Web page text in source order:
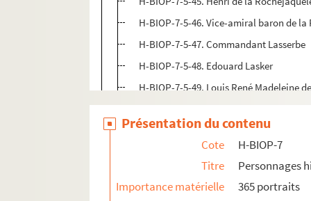
H-BIOP-7-5-46. Vice-amiral baron de la
H-BIOP-7-5-47. Commandant Lasserbe
H-BIOP-7-5-48. Edouard Lasker
H-BIOP-7-5-49. Louis René Madeleine
H-BIOP-7-5-50. La Tout d'Auvergne
H-BIOP-7-5-51. Francis Laur
H-BIOP-7-5-52. Lauriston
H-BIOP-7-5-53. Lauriston
H-BIOP-7-5-54. Duc de Lauzun
Présentation du contenu
Cote
H-BIOP-7
Titre
Personnages
Importance matérielle
365 portraits